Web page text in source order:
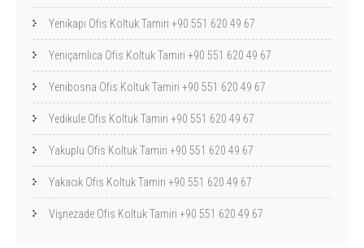
Yenikapı Ofis Koltuk Tamiri +90 551 620 49 67
Yeniçamlıca Ofis Koltuk Tamiri +90 551 620 49 67
Yenibosna Ofis Koltuk Tamiri +90 551 620 49 67
Yedikule Ofis Koltuk Tamiri +90 551 620 49 67
Yakuplu Ofis Koltuk Tamiri +90 551 620 49 67
Yakacık Ofis Koltuk Tamiri +90 551 620 49 67
Vişnezade Ofis Koltuk Tamiri +90 551 620 49 67